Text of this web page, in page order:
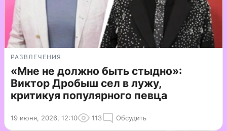
РАЗВЛЕЧЕНИЯ
«Мне не должно быть стыдно»:
Виктор Дробыш сел в лужу,
критикуя популярного певца
19 июня, 2026, 12:10 113 Обсудить